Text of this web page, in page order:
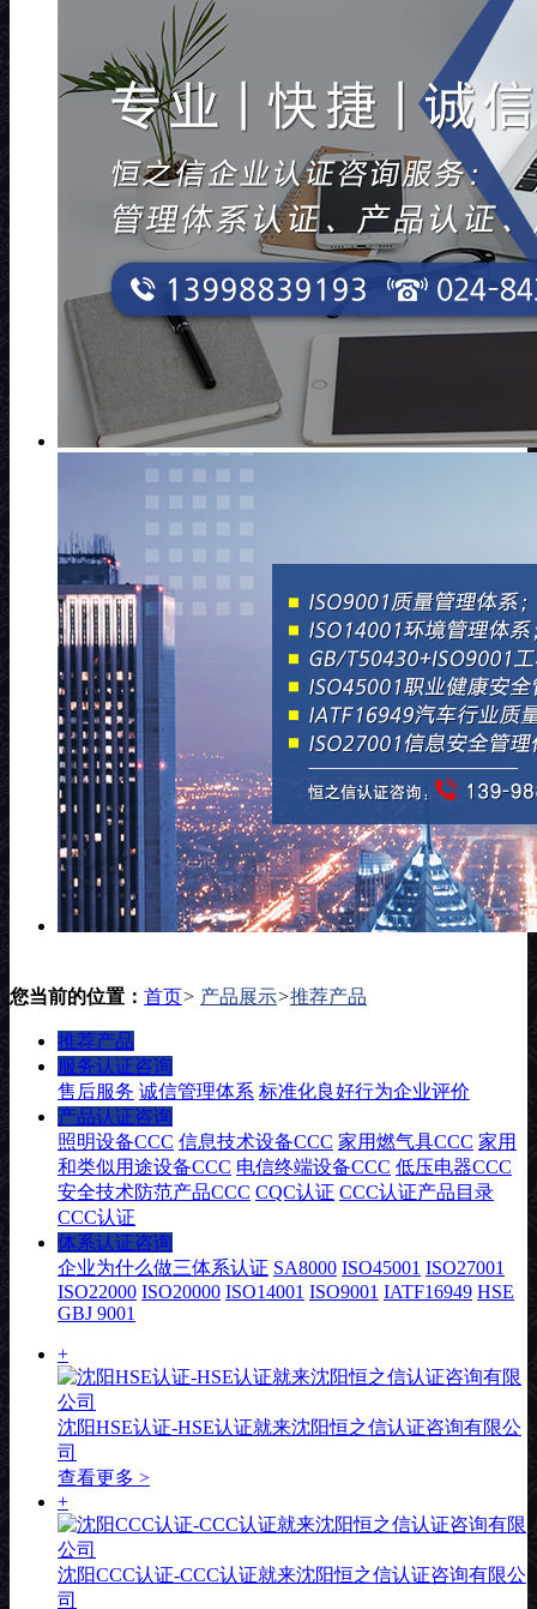
您当前的位置： 首页> 产品展示>推荐产品
推荐产品
服务认证咨询
售后服务 诚信管理体系 标准化良好行为企业评价
产品认证咨询
照明设备CCC 信息技术设备CCC 家用燃气具CCC 家用
和类似用途设备CCC 电信终端设备CCC 低压电器CCC
安全技术防范产品CCC CQC认证 CCC认证产品目录
CCC认证
体系认证咨询
企业为什么做三体系认证 SA8000 ISO45001 ISO27001
ISO22000 ISO20000 ISO14001 ISO9001 IATF16949 HSE
GBJ 9001
+
沈阳HSE认证-HSE认证就来沈阳恒之信认证咨询有限公
司
查看更多 >
+
沈阳CCC认证-CCC认证就来沈阳恒之信认证咨询有限公
司